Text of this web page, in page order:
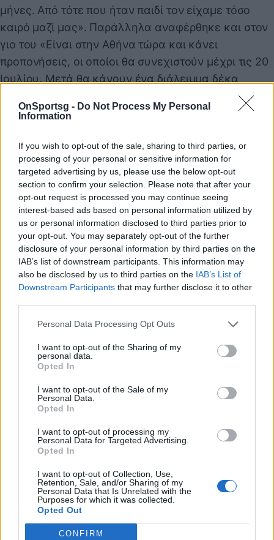
OnSportsg - Do Not Process My Personal
Information
If you wish to opt-out of the sale, sharing to third parties, or
processing of your personal or sensitive information for
targeted advertising by us, please use the below opt-out
section to confirm your selection. Please note that after your
opt-out request is processed you may continue seeing
interest-based ads based on personal information utilized by
us or personal information disclosed to third parties prior to
your opt-out. You may separately opt-out of the further
disclosure of your personal information by third parties on the
IAB’s list of downstream participants. This information may
also be disclosed by us to third parties on the IAB’s List of
Downstream Participants that may further disclose it to other
Personal Data Processing Opt Outs
I want to opt-out of the Sharing of my
personal data.
Opted In
I want to opt-out of the Sale of my
Personal Data.
Opted In
I want to opt-out of processing my
Personal Data for Targeted Advertising.
Opted In
I want to opt-out of Collection, Use,
Retention, Sale, and/or Sharing of my
Personal Data that Is Unrelated with the
Purposes for which it was collected.
Opted Out
CONFIRM
μήνες. Από τότε που ήταν παιδί τον είχαμε τόσο
καιρό μαζί μας». Παράλληλα αναφέρθηκε και στον
γιο του «Είναι στην Αθήνα τώρα και κάνει
προπονήσεις, οι οποίοι θα συνεχιστούν μέχρι τις 20
Ιουλίου. Μετά θα κάνουν ένα διάλειμμα δέκα
ημερών και μετά θα ξεκινήσουν ξανά. Αυτό το
καλοκαίρι δεν θα πάει στις ΗΠΑ για προπονήσεις. Ο
Παιχνίδι από παντού στη Novibet με το
νέο Mobile App
Σάσα Βεζένκοφ Μπαρτζώκας Γιώργος
COMMENTS
Συνδεθείτε για να σχολιάσετε
LATEST NEWS
AEK: «Δίνει μάχη με τη Θέλτα για τον Κέρβιν Αριάγκα»
ΠΟΔΟΣΦΑΙΡΟ
«Συγγνώμη» της FIFA προς τις 211 ομοσπονδίες-μέλη,
αλλά και στήριξη του συμβουλίου σε Ινφαντίνο